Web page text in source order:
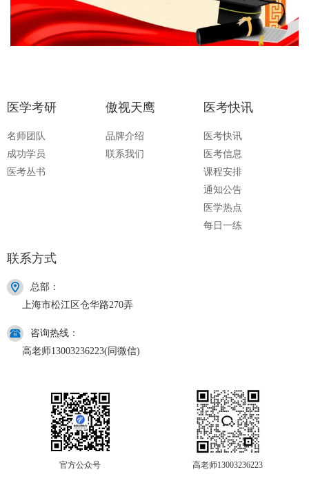
医学考研
名师团队
成功学员
医考丛书
傲视天鹰
品牌介绍
联系我们
医考快讯
医考快讯
医考信息
课程安排
通知公告
医学热点
每日一练
联系方式
总部：
上海市松江区仓华路270弄
咨询热线：
高老师13003236223(同微信)
官方公众号 高老师13003236223